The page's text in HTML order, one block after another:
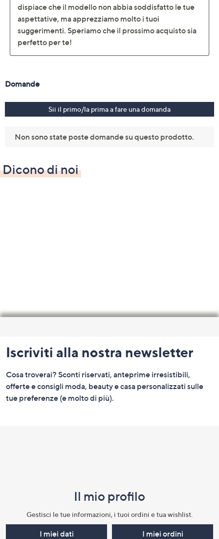
Dicono di noi
menu
e
informazioni
Iscriviti alla nostra newsletter
Cosa troverai? Sconti riservati, anteprime irresistibili,
offerte e consigli moda, beauty e casa personalizzati sulle
tue preferenze (e molto di più).
Il mio profilo​
Gestisci le tue informazioni, i tuoi ordini e tua wishlist.​
I miei dati I miei ordini